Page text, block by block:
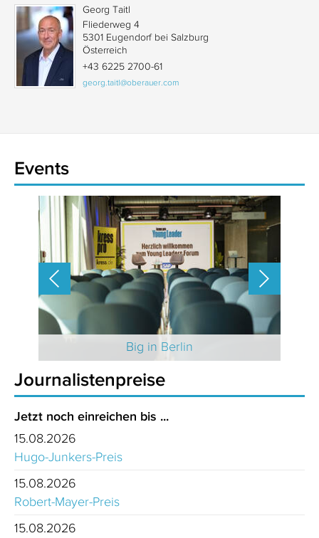
Georg Taitl
Fliederweg 4
5301 Eugendorf bei Salzburg
Österreich
+43 6225 2700-61
georg.taitl@oberauer.com
Events
Big in Berlin
Journalistenpreise
Jetzt noch einreichen bis ...
15.08.2026
Hugo-Junkers-Preis
15.08.2026
Robert-Mayer-Preis
15.08.2026